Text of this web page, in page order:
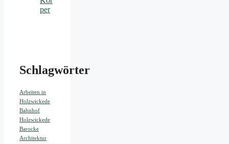
per
Schlagwörter
Arbeiten in
Holzwickede
Bahnhof
Holzwickede
Barocke
Architektur